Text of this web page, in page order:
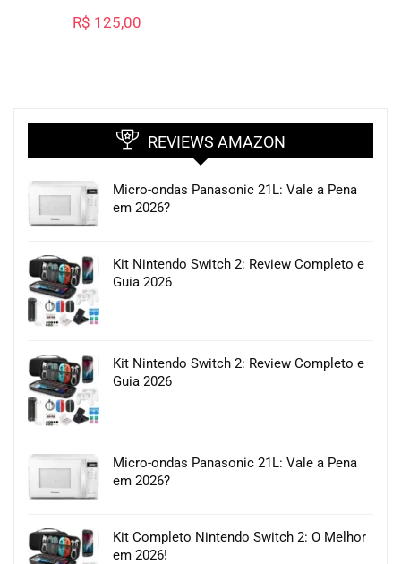
R$ 125,00
REVIEWS AMAZON
Micro-ondas Panasonic 21L: Vale a Pena
em 2026?
Kit Nintendo Switch 2: Review Completo e
Guia 2026
Kit Nintendo Switch 2: Review Completo e
Guia 2026
Micro-ondas Panasonic 21L: Vale a Pena
em 2026?
Kit Completo Nintendo Switch 2: O Melhor
em 2026!